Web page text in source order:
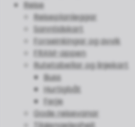
Reise
Reiseplanleggar
Sanntidskart
Forseinkingar og avvik
FRAM-appen
Rutetabellar og linjekart
Buss
Hurtigbåt
Ferje
Gode reisevanar